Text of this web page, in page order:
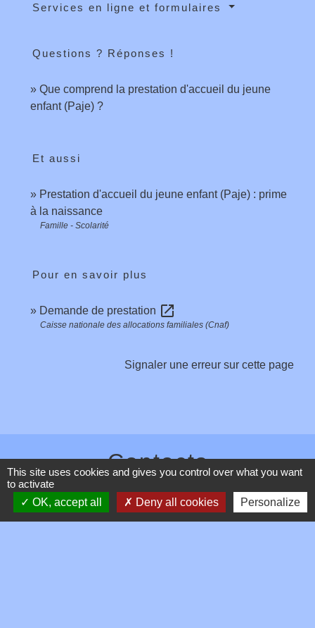
Services en ligne et formulaires
Questions ? Réponses !
Que comprend la prestation d'accueil du jeune
enfant (Paje) ?
Et aussi
Prestation d'accueil du jeune enfant (Paje) : prime
à la naissance
Famille - Scolarité
Pour en savoir plus
Demande de prestation open_in_new
Caisse nationale des allocations familiales (Cnaf)
Signaler une erreur sur cette page
Contacts
346, Route du Morbier
01600 Toussieux - FRANCE
This site uses cookies and gives you control over what you want
to activate
OK, accept all
Deny all cookies Personalize